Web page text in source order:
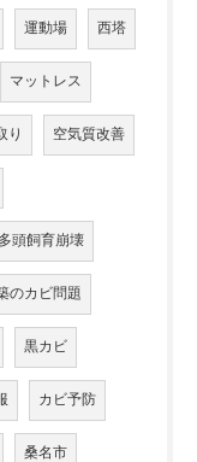
運動場 西塔
マットレス
り 空気質改善
多頭飼育崩壊
のカビ問題
黒カビ
カビ予防
桑名市